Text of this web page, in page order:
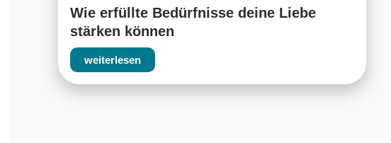
Wie erfüllte Bedürfnisse deine Liebe
stärken können
weiterlesen